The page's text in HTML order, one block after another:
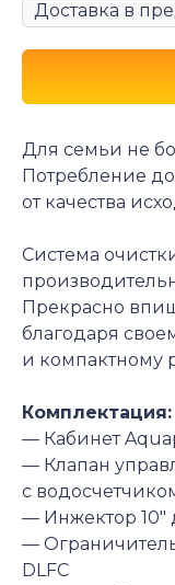
Для семьи не
Потребление
от качества
Система
Прекрасно
благодаря
и компактному
Комплектация:
— Кабинет
— Клапан
с
— Инжектор 10″
—
DLFC